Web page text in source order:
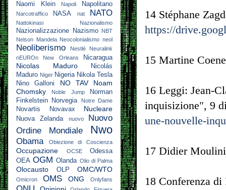
14 Stéphane
https://
15 Martine
16 Leggi: Jean-
inquisizione", 9
une-nouvelle-
17 Didier
18 Conferenza
Naomi Klein
Napoli Napolitano
Narcotraffico NASA nat NATO
Nattokinasi Nazionalismo
Nazionalizzazione Nazismo
NBT
Nelson Mandela Neocolonialismo neol
Neoliberismo Nestlé
Neuralink
nEUROn
New Orleans Nicaragua
Nicolas Maduro
Nicolás
Maduro Niger Nigeria Nikola Tesla
Nino Galloni
NO TAV
Noam
Chomsky
Noble Jump
Norman
Finkelstein
Norvegia Notre Dame
Novartis Novavax Nucleare
Nuova Zelanda nuovo
Nuovo
Ordine Mondiale
Nwo
Obama Obiezione di Coscienza
Occupazione OCSE
Odessa
OEA OGM Olanda Olio di Palma
Olocausto OLP OMC/WTO
Omicron OMS ONG Onlyfans